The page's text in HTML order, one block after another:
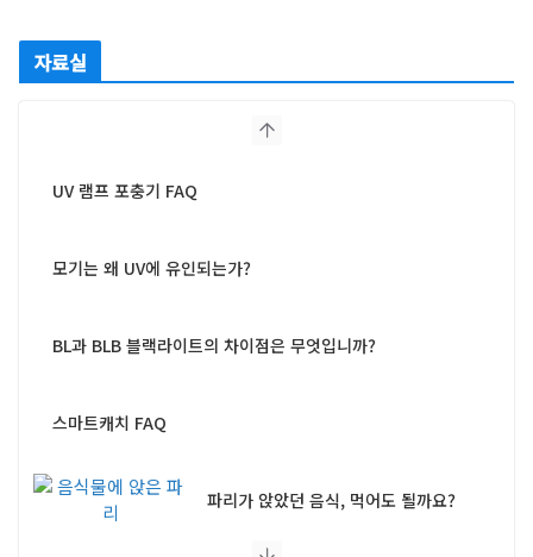
자료실
UV 램프 포충기 FAQ
모기는 왜 UV에 유인되는가?
BL과 BLB 블랙라이트의 차이점은 무엇입니까?
스마트캐치 FAQ
파리가 앉았던 음식, 먹어도 될까요?